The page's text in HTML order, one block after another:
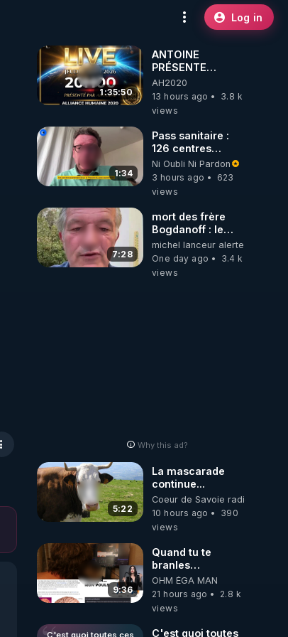
Log in
1:35:50
ANTOINE
PRÉSENTE
AH2020 LE LIVE
20H ***DU
06/08/2026***
AH2020
13 hours ago
3.8 k
views
1:34
Pass sanitaire :
126 centres
commerciaux
concernés par
l'obligation dans
Ni Oubli Ni Pardon
3 hours ago
623
views
7:28
mort des frère
Bogdanoff : le
mensonge d état
michel lanceur alerte
One day ago
3.4 k
views
Why this ad?
5:22
La mascarade
continue...
Coeur de Savoie radioweb TV
10 hours ago
390
views
9:36
Quand tu te
branles
bonhomme tu
émets des ondes
ils ont juste omis
OHM ÉGA MAN
21 hours ago
2.8 k
views
C'est quoi toutes ces
C'est quoi toutes